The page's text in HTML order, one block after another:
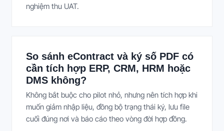
nghiệm thu UAT.
So sánh eContract và ký số PDF có
cần tích hợp ERP, CRM, HRM hoặc
DMS không?
Không bắt buộc cho pilot nhỏ, nhưng nên tích hợp khi
muốn giảm nhập liệu, đồng bộ trạng thái ký, lưu file
cuối đúng nơi và báo cáo theo vòng đời hợp đồng.